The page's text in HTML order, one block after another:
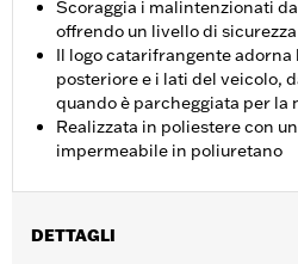
Scoraggia i malintenzionati
offrendo un livello di
Il logo catarifrangente
posteriore e i lati del veicolo,
quando è parcheggiata per la
Realizzata in poliestere con
impermeabile in poliuretano
DETTAGLI